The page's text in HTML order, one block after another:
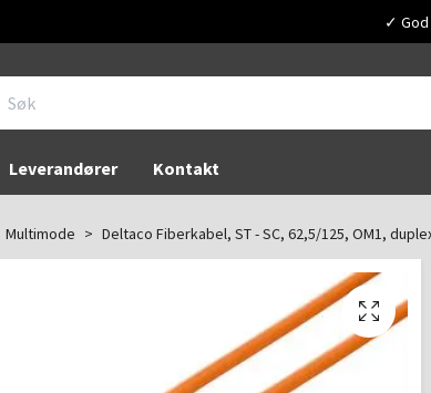
✓
Leverandører Kontakt
Multimode Deltaco Fiberkabel, ST - SC, 62,5/125, OM1,